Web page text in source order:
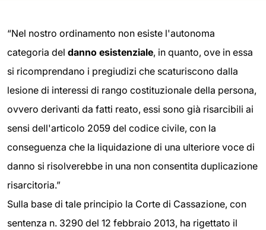
“Nel nostro ordinamento non esiste l'autonoma
categoria del danno esistenziale, in quanto, ove in essa
si ricomprendano i pregiudizi che scaturiscono dalla
lesione di interessi di rango costituzionale della persona,
ovvero derivanti da fatti reato, essi sono già risarcibili ai
sensi dell'articolo 2059 del codice civile, con la
conseguenza che la liquidazione di una ulteriore voce di
danno si risolverebbe in una non consentita duplicazione
risarcitoria.”
Sulla base di tale principio la Corte di Cassazione, con
sentenza n. 3290 del 12 febbraio 2013, ha rigettato il